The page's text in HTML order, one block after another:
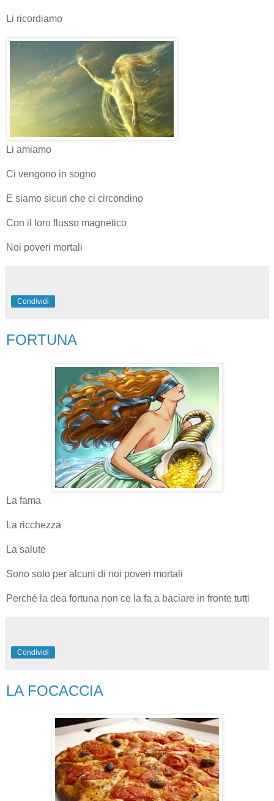
Li ricordiamo
Li amiamo
Ci vengono in sogno
E siamo sicuri che ci circondino
Con il loro flusso magnetico
Noi poveri mortali
Condividi
FORTUNA
La fama
La ricchezza
La salute
Sono solo per alcuni di noi poveri mortali
Perché la dea fortuna non ce la fa a baciare in fronte tutti
Condividi
LA FOCACCIA